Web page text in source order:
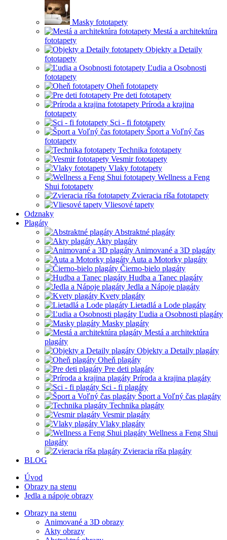
Masky fototapety
Mestá a architektúra
fototapety
Objekty a Detaily
fototapety
Ľudia a Osobnosti
fototapety
Oheň fototapety
Pre deti fototapety
Príroda a krajina
fototapety
Sci - fi fototapety
Šport a Voľný čas
fototapety
Technika fototapety
Vesmir fototapety
Vlaky fototapety
Wellness a Feng
Shui fototapety
Zvieracia ríša fototapety
Vliesové tapety
Odznaky
Plagáty
Abstraktné plagáty
Akty plagáty
Animované a 3D plagáty
Auta a Motorky plagáty
Čierno-bielo plagáty
Hudba a Tanec plagáty
Jedla a Nápoje plagáty
Kvety plagáty
Lietadlá a Lode plagáty
Ľudia a Osobnosti plagáty
Masky plagáty
Mestá a architektúra
plagáty
Objekty a Detaily plagáty
Oheň plagáty
Pre deti plagáty
Príroda a krajina plagáty
Sci - fi plagáty
Šport a Voľný čas plagáty
Technika plagáty
Vesmir plagáty
Vlaky plagáty
Wellness a Feng Shui
plagáty
Zvieracia ríša plagáty
BLOG
Úvod
Obrazy na stenu
Jedla a nápoje obrazy
Obrazy na stenu
Animované a 3D obrazy
Akty obrazy